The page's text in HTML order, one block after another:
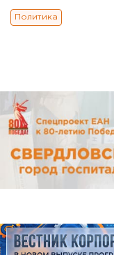
Политика